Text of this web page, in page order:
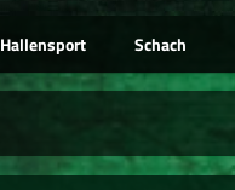
Hallensport Schach